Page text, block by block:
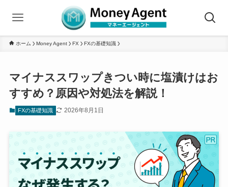
ホーム Money Agent FX FXの基礎知識
マイナススワップきつい時に塩漬けはお
すすめ？原因や対処法を解説！
FXの基礎知識 2026年8月1日